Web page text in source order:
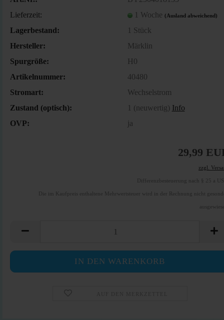
Lieferzeit:
1 Woche (Ausland abweichend)
Lagerbestand: 1 Stück
Hersteller:
Märklin
Spurgröße:
H0
Artikelnummer:
40480
Stromart:
Wechselstrom
Zustand (optisch):
1 (neuwertig) Info
OVP:
ja
29,99
zzgl.
Differenzbesteuerung nach § 25 a
Die im Kaufpreis enthaltene Mehrwertsteuer wird in der Rechnung nicht